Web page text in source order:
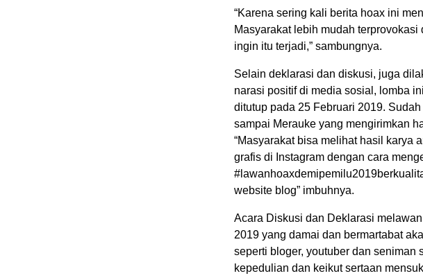
“Karena sering kali berita hoax ini
Masyarakat lebih mudah
ingin itu terjadi,” sambungnya.
Selain deklarasi dan diskusi, juga
narasi positif di media sosial, lomba
ditutup pada 25 Februari 2019.
sampai Merauke yang mengirimkan
“Masyarakat bisa melihat hasil karya
grafis di Instagram dengan cara
website blog” imbuhnya.
Acara Diskusi dan Deklarasi
2019 yang damai dan bermartabat
seperti bloger, youtuber dan
kepedulian dan keikut sertaan